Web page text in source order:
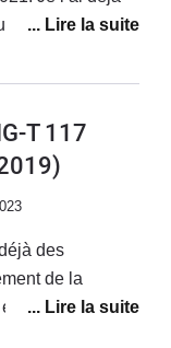
moins 4 fois(
au au niveau
T 117